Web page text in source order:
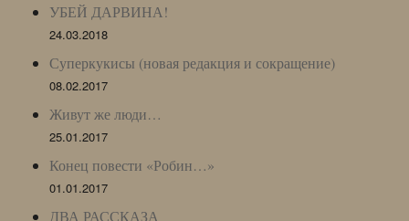
УБЕЙ ДАРВИНА!
24.03.2018
Суперкукисы (новая редакция и сокращение)
08.02.2017
Живут же люди…
25.01.2017
Конец повести «Робин…»
01.01.2017
ДВА РАССКАЗА